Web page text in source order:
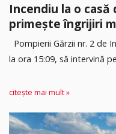
Incendiu la o
primește îngrijiri
Pompierii Gărzii nr. 2 de
la ora 15:09, să intervină
citește mai mult »